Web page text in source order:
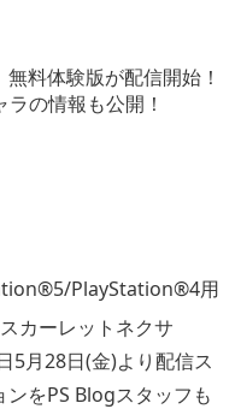
PlayStation®4用
カーレットネクサ
5月28日(金)より配信ス
をPS Blogスタッフも